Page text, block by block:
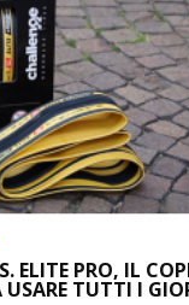
ELITE PRO, IL
TUTTI I